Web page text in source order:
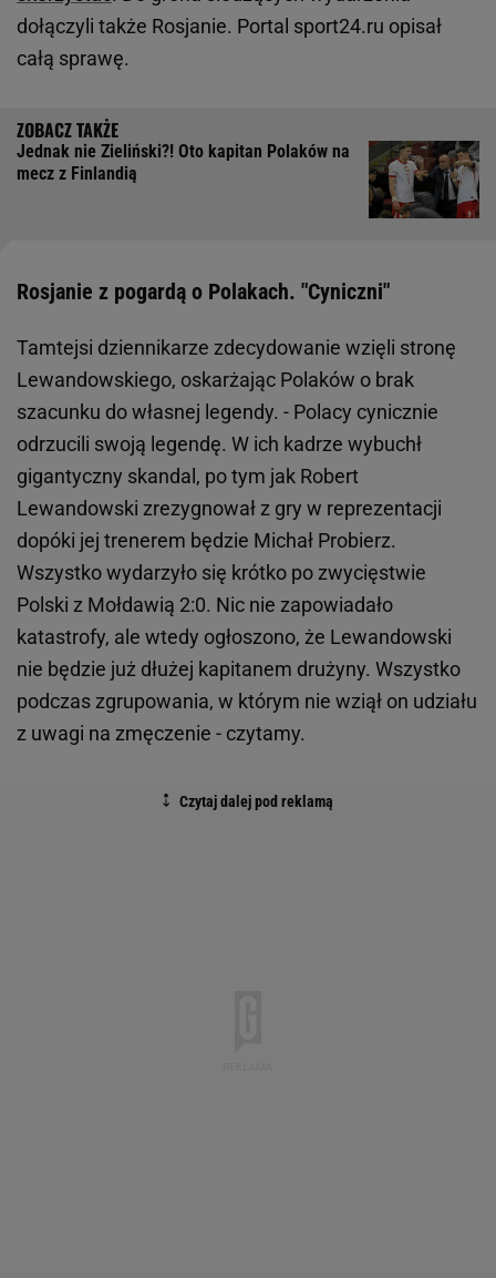
dołączyli także Rosjanie. Portal sport24.ru opisał
całą sprawę.
Jednak nie Zieliński?! Oto kapitan Polaków na
mecz z Finlandią
Rosjanie z pogardą o Polakach. "Cyniczni"
Tamtejsi dziennikarze zdecydowanie wzięli stronę
Lewandowskiego, oskarżając Polaków o brak
szacunku do własnej legendy. - Polacy cynicznie
odrzucili swoją legendę. W ich kadrze wybuchł
gigantyczny skandal, po tym jak Robert
Lewandowski zrezygnował z gry w reprezentacji
dopóki jej trenerem będzie Michał Probierz.
Wszystko wydarzyło się krótko po zwycięstwie
Polski z Mołdawią 2:0. Nic nie zapowiadało
katastrofy, ale wtedy ogłoszono, że Lewandowski
nie będzie już dłużej kapitanem drużyny. Wszystko
podczas zgrupowania, w którym nie wziął on udziału
z uwagi na zmęczenie - czytamy.